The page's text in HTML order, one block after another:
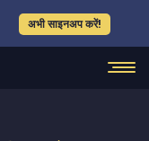
अभी साइनअप करें!